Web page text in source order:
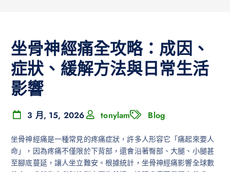
坐骨神經痛全攻略：成因、
症狀、緩解方法與日常生活
影響
3 月, 15, 2026 tonylam Blog
坐骨神經痛是一種常見的疼痛症狀，許多人形容它「痛起來要人
命」，因為疼痛不僅限於下背部，還會沿著臀部、大腿、小腿甚
至腳底蔓延，讓人坐立難安。根據統計，坐骨神經痛影響全球數